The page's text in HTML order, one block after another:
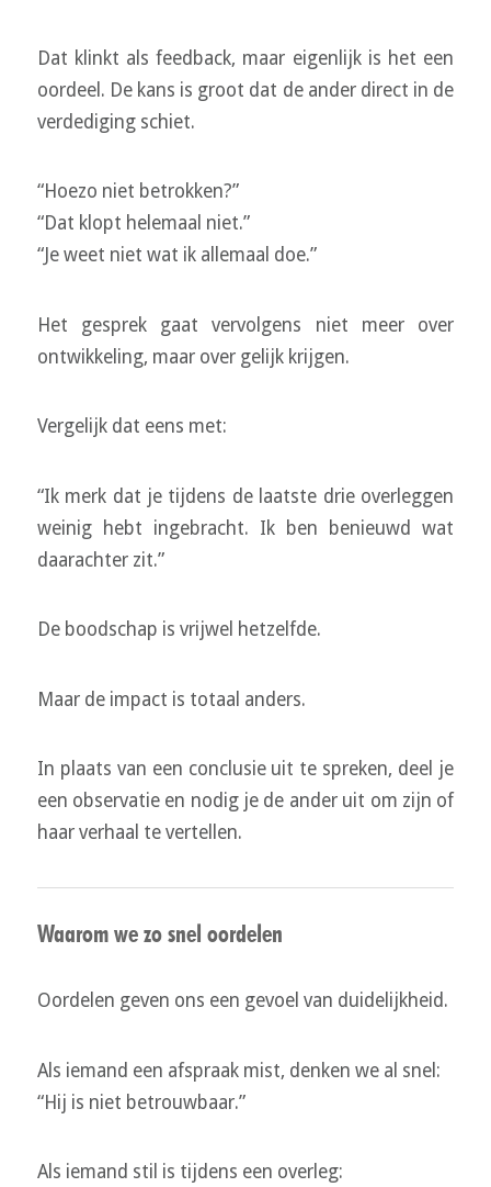
Dat klinkt als feedback, maar eigenlijk is het een
oordeel. De kans is groot dat de ander direct in de
verdediging schiet.
“Hoezo niet betrokken?”
“Dat klopt helemaal niet.”
“Je weet niet wat ik allemaal doe.”
Het gesprek gaat vervolgens niet meer over
ontwikkeling, maar over gelijk krijgen.
Vergelijk dat eens met:
“Ik merk dat je tijdens de laatste drie overleggen
weinig hebt ingebracht. Ik ben benieuwd wat
daarachter zit.”
De boodschap is vrijwel hetzelfde.
Maar de impact is totaal anders.
In plaats van een conclusie uit te spreken, deel je
een observatie en nodig je de ander uit om zijn of
haar verhaal te vertellen.
Waarom we zo snel oordelen
Oordelen geven ons een gevoel van duidelijkheid.
Als iemand een afspraak mist, denken we al snel:
“Hij is niet betrouwbaar.”
Als iemand stil is tijdens een overleg: